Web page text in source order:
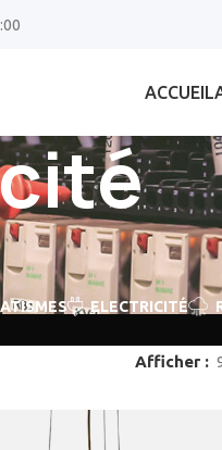
ACCUEIL
ELECTRICITÉ
Afficher